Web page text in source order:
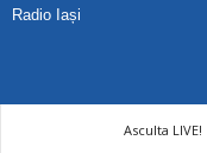
Radio Iași
Asculta LIVE!